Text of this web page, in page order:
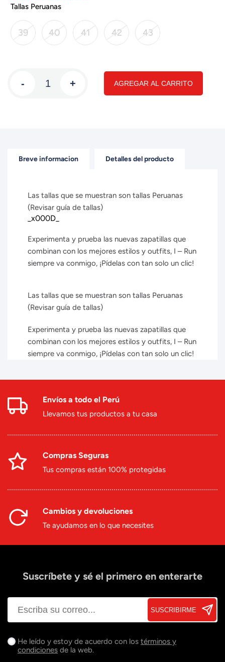
Tallas Peruanas
39 40 41 42 43
- + AGREGAR AL CARRITO
Breve informacion Detalles del producto
Las tallas que se muestran son tallas Peruanas
(Revisar guía de tallas)
_x000D_
Experimenta y prueba las nuevas zapatillas que
combinan con los mejores estilos y outfits, I – Run
siempre va conmigo, ¡Pídelas con tan solo un clic!
Las tallas que se muestran son tallas Peruanas
(Revisar guía de tallas)
Experimenta y prueba las nuevas zapatillas que
combinan con los mejores estilos y outfits, I – Run
siempre va conmigo, ¡Pídelas con tan solo un clic!
Envíos a todo el Perú
Llevamos tus productos a tu casa
Compras Seguras
Tus compras están 100% protegidas
Cambios y devoluciones
Te ayudamos en lo que necesites
Suscríbete y sé el primero en enterarte
SUSCRIBIRME
He leído y estoy de acuerdo con los términos y
condiciones de la web.